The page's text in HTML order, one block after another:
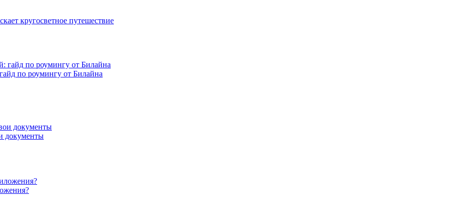
кругосветное путешествие
по роумингу от Билайна
документы